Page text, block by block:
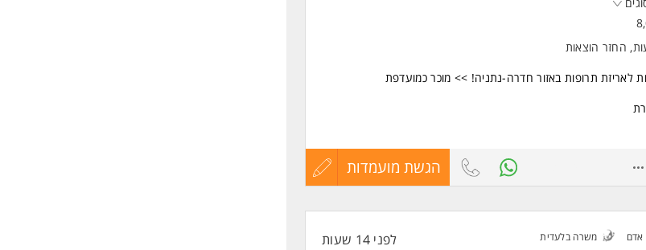
החזר הוצאות
לאריזת תרופות באזור חדרה-נתניה! >> מוכר כמועדפת
כרכור, טירת הכרמל, נשר, דלית אל כרמל, עוספיה, חיפה, חריש,
הגשת מועמדות
עדכון
משרה בלעדית לפני 14 שעות